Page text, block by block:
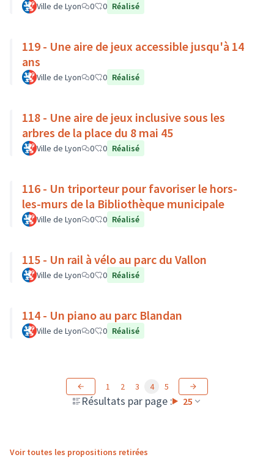
Ville de Lyon 0 0 Réalisé
119 - Une aire de jeux accessible jusqu'à 14
ans
Ville de Lyon 0 0 Réalisé
118 - Une aire de jeux inclusive sous les
arbres de la place du 8 mai 45
Ville de Lyon 0 0 Réalisé
116 - Un triporteur pour favoriser le hors-
les-murs de la Bibliothèque municipale
Ville de Lyon 0 0 Réalisé
115 - Un rail à vélo au parc du Vallon
Ville de Lyon 0 0 Réalisé
114 - Un piano au parc Blandan
Ville de Lyon 0 0 Réalisé
Résultats par page : 25
1 2 3 4 5
Voir toutes les propositions retirées